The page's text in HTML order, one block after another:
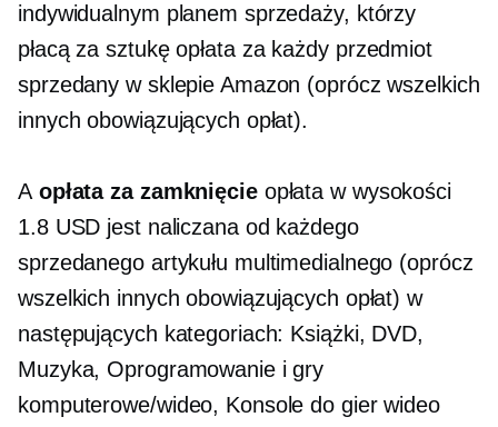
indywidualnym planem sprzedaży, którzy
płacą za sztukęopłata za każdy przedmiot
sprzedany w sklepie Amazon (oprócz wszelkich
innych obowiązujących opłat).
A opłata za zamknięcieopłata w wysokości
1.8 USD jest naliczana od każdego
sprzedanego artykułu multimedialnego (oprócz
wszelkich innych obowiązujących opłat) w
następujących kategoriach: Książki, DVD,
Muzyka, Oprogramowanie i gry
komputerowe/wideo, Konsole do gier wideo